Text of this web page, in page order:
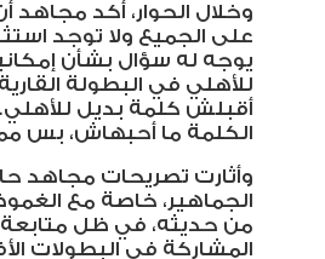
وخلال الحوار، أكد مجاهد
على الجميع ولا توجد
يوجه له سؤال بشأن
للأهلي في البطولة القارية،
أقبلش كلمة بديل
الكلمة ما أحبهاش، بس
وأثارت تصريحات مجاهد
الجماهير، خاصة مع
من حديثه، في ظل متابعة
المشاركة في البطولات